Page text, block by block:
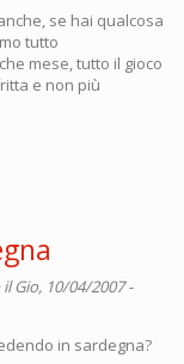
se hai qualcosa
tutto
mese, tutto il gioco
e non più
il Gio, 10/04/2007 -
in sardegna?